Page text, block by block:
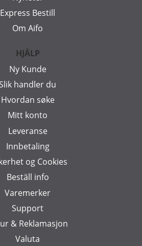
Express Bestill
Om Aifo
HJÄLP
Ny Kunde
Slik handler du
Hvordan søke
Mitt konto
Leveranse
Innbetaling
og Cookies
Beställ info
Varemerker
Support
& Reklamasjon
Valuta